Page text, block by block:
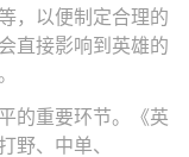
，以便制定合理的
直接影响到英雄的
的重要环节。《英
野、中单、